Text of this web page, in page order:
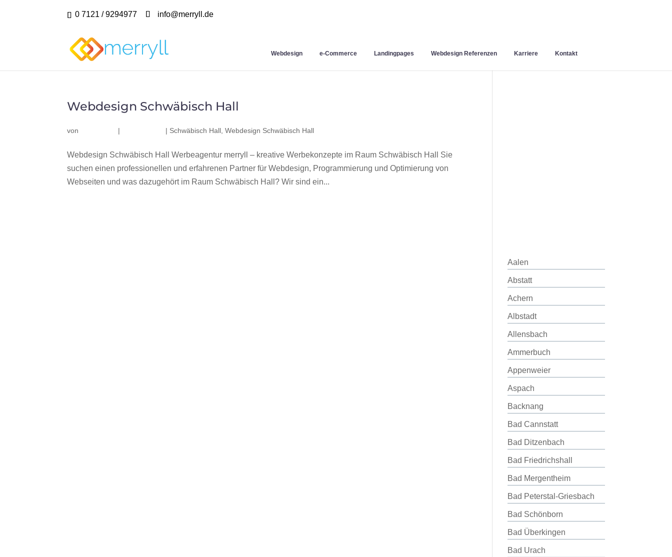
0 7121 / 9294977 info@merryll.de
Webdesign e-Commerce Landingpages Webdesign Referenzen Karriere Kontakt
Webdesign Schwäbisch Hall
von | | Schwäbisch Hall ,Webdesign Schwäbisch Hall
Webdesign Schwäbisch Hall Werbeagentur merryll – kreative Werbekonzepte im Raum Schwäbisch Hall Sie
suchen einen professionellen und erfahrenen Partner für Webdesign, Programmierung und Optimierung von
Webseiten und was dazugehört im Raum Schwäbisch Hall? Wir sind ein...
Aalen
Abstatt
Achern
Albstadt
Allensbach
Ammerbuch
Appenweier
Aspach
Backnang
Bad Cannstatt
Bad Ditzenbach
Bad Friedrichshall
Bad Mergentheim
Bad Peterstal-Griesbach
Bad Schönborn
Bad Überkingen
Bad Urach